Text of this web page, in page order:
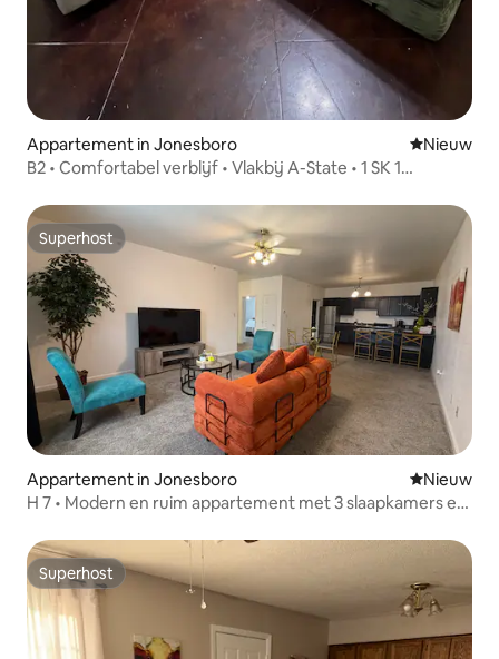
Appartement in Jonesboro Nieuwe
Nieuw
B2 • Comfortabel verblijf • Vlakbij A-State • 1 SK 1
Superhost
Superhost
Appartement in Jonesboro Nieuwe
Nieuw
H 7 • Modern en ruim appartement met 3 slaapkamers en
Superhost
Superhost